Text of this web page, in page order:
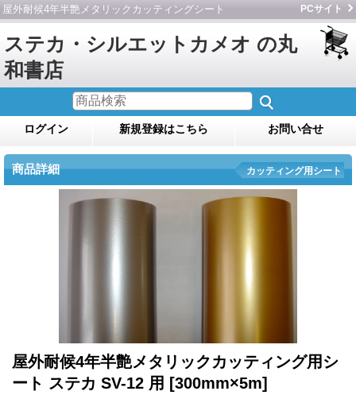
屋外耐候4年半艶メタリックカッティングシート PCサイト
ステカ・シルエットカメオ の丸
和書店
ログイン 新規登録はこちら お問い合せ
商品詳細 カッティング用シート
屋外耐候4年半艶メタリックカッティング用シ
ート ステカ SV-12 用 [300mm×5m]